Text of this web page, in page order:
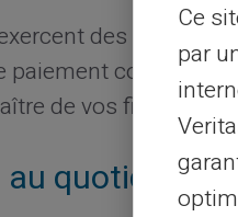
des activités
paiement
de vos finances,
quotidien :
Ce
par